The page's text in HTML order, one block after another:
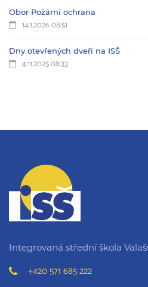
Obor Požární ochrana
14.1.2026 08:51
Dny otevřených dveří na ISŠ
4.11.2025 08:33
Integrovaná střední škola
+420 571 685 222